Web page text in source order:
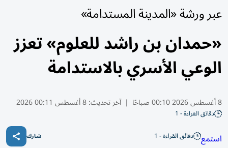
عبر ورشة «المدينة المستدامة»
«حمدان بن راشد للعلوم» تعزز
الوعي الأسري بالاستدامة
8 أغسطس 2026 00:10 صباحًا | آخر تحديث:8 أغسطس 00:11 2026
دقائق القراءة - 1
استمع دقائق القراءة - 1 شارك